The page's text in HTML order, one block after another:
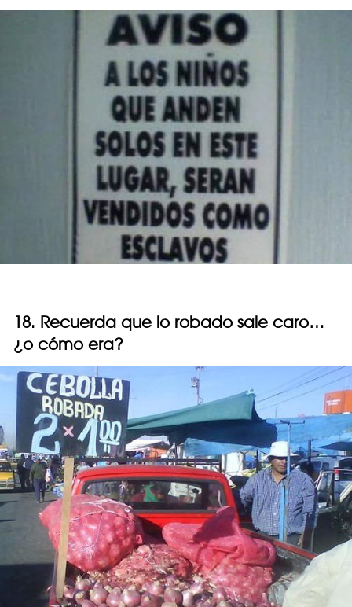
18. Recuerda que lo robado sale caro…
¿o cómo era?